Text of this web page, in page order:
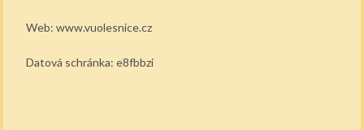
Web: www.vuolesnice.cz
Datová schránka: e8fbbzi